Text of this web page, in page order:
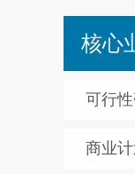
核心
可行
商业